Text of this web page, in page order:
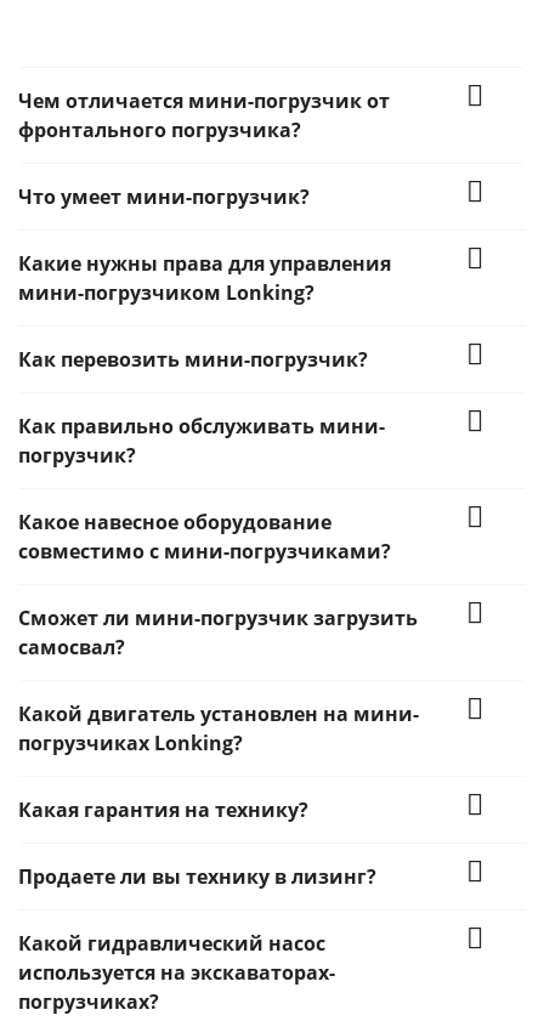
Чем отличается мини-погрузчик от
фронтального погрузчика?
Что умеет мини-погрузчик?
Какие нужны права для управления
мини-погрузчиком Lonking?
Как перевозить мини-погрузчик?
Как правильно обслуживать мини-
погрузчик?
Какое навесное оборудование
совместимо с мини-погрузчиками?
Сможет ли мини-погрузчик загрузить
самосвал?
Какой двигатель установлен на мини-
погрузчиках Lonking?
Какая гарантия на технику?
Продаете ли вы технику в лизинг?
Какой гидравлический насос
используется на экскаваторах-
погрузчиках?